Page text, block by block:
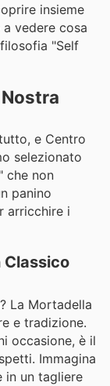
insieme
vedere cosa
"Self
e Centro
selezionato
che non
panino
arricchire i
Classico
La Mortadella
e tradizione.
occasione, è il
Immagina
in un tagliere